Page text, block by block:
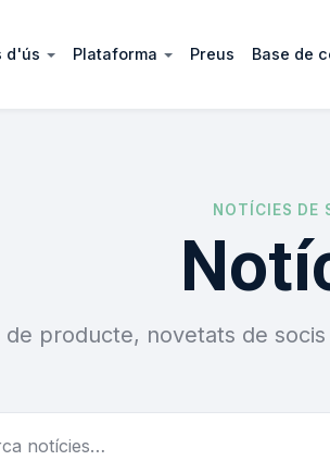
d'ús Plataforma Preus Base de
NOTÍCIES DE
de producte, novetats de